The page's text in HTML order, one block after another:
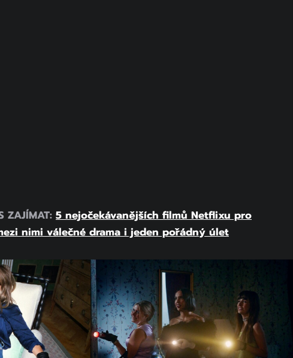
ZAJÍMAT: 5 nejočekávanějších filmů Netflixu pro
nimi válečné drama i jeden pořádný úlet